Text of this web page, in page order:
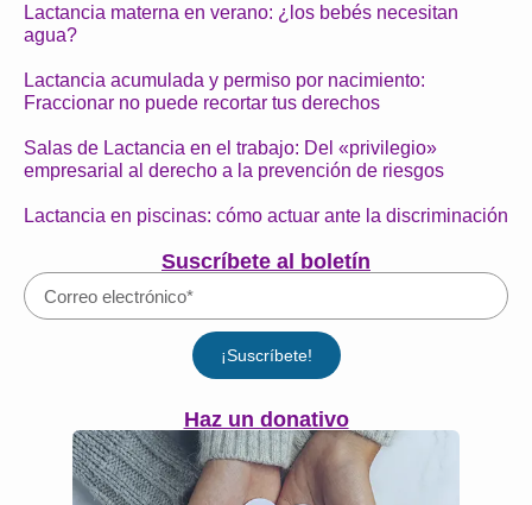
Lactancia materna en verano: ¿los bebés necesitan
agua?
Lactancia acumulada y permiso por nacimiento:
Fraccionar no puede recortar tus derechos
Salas de Lactancia en el trabajo: Del «privilegio»
empresarial al derecho a la prevención de riesgos
Lactancia en piscinas: cómo actuar ante la discriminación
Suscríbete al boletín
¡Suscríbete!
Haz un donativo